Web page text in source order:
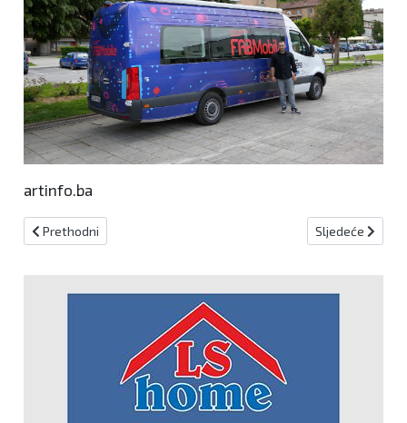
artinfo.ba
Prethodni članak: Sv. Ivan Nepomuk
Prethodni Sljedeći
Sljedeće